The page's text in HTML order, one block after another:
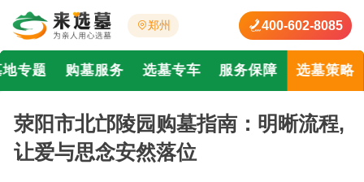
郑州 400-602-8085
地专题 购墓服务 选墓专车 服务保障 选墓策略
荥阳市北邙陵园购墓指南：明晰流程,
让爱与思念安然落位